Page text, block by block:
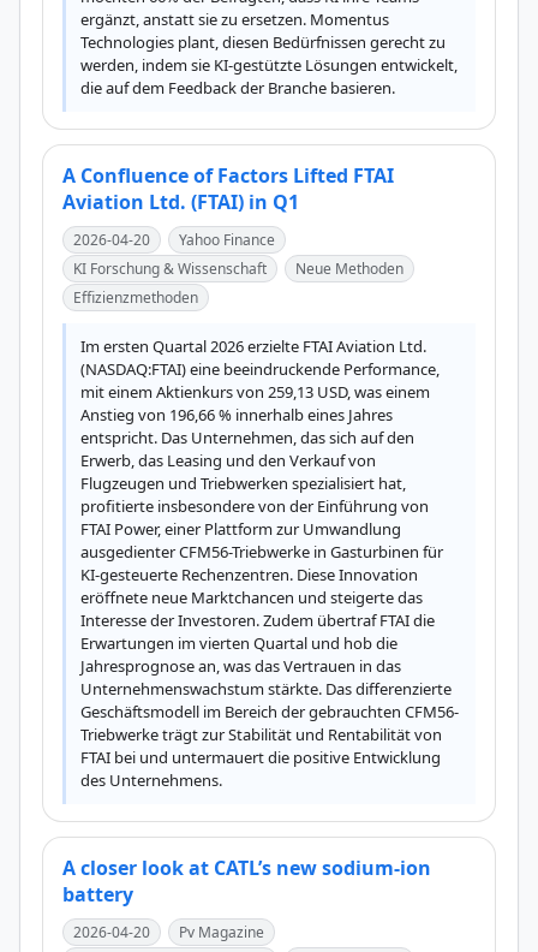
ergänzt, anstatt sie zu ersetzen. Momentus
Technologies plant, diesen Bedürfnissen gerecht zu
werden, indem sie KI-gestützte Lösungen entwickelt,
die auf dem Feedback der Branche basieren.
A Confluence of Factors Lifted FTAI
Aviation Ltd. (FTAI) in Q1
2026-04-20
Yahoo Finance
KI Forschung & Wissenschaft
Neue Methoden
Effizienzmethoden
Im ersten Quartal 2026 erzielte FTAI Aviation Ltd.
(NASDAQ:FTAI) eine beeindruckende Performance,
mit einem Aktienkurs von 259,13 USD, was einem
Anstieg von 196,66 % innerhalb eines Jahres
entspricht. Das Unternehmen, das sich auf den
Erwerb, das Leasing und den Verkauf von
Flugzeugen und Triebwerken spezialisiert hat,
profitierte insbesondere von der Einführung von
FTAI Power, einer Plattform zur Umwandlung
ausgedienter CFM56-Triebwerke in Gasturbinen für
KI-gesteuerte Rechenzentren. Diese Innovation
eröffnete neue Marktchancen und steigerte das
Interesse der Investoren. Zudem übertraf FTAI die
Erwartungen im vierten Quartal und hob die
Jahresprognose an, was das Vertrauen in das
Unternehmenswachstum stärkte. Das differenzierte
Geschäftsmodell im Bereich der gebrauchten CFM56-
Triebwerke trägt zur Stabilität und Rentabilität von
FTAI bei und untermauert die positive Entwicklung
des Unternehmens.
A closer look at CATL’s new sodium-ion
battery
2026-04-20
Pv Magazine